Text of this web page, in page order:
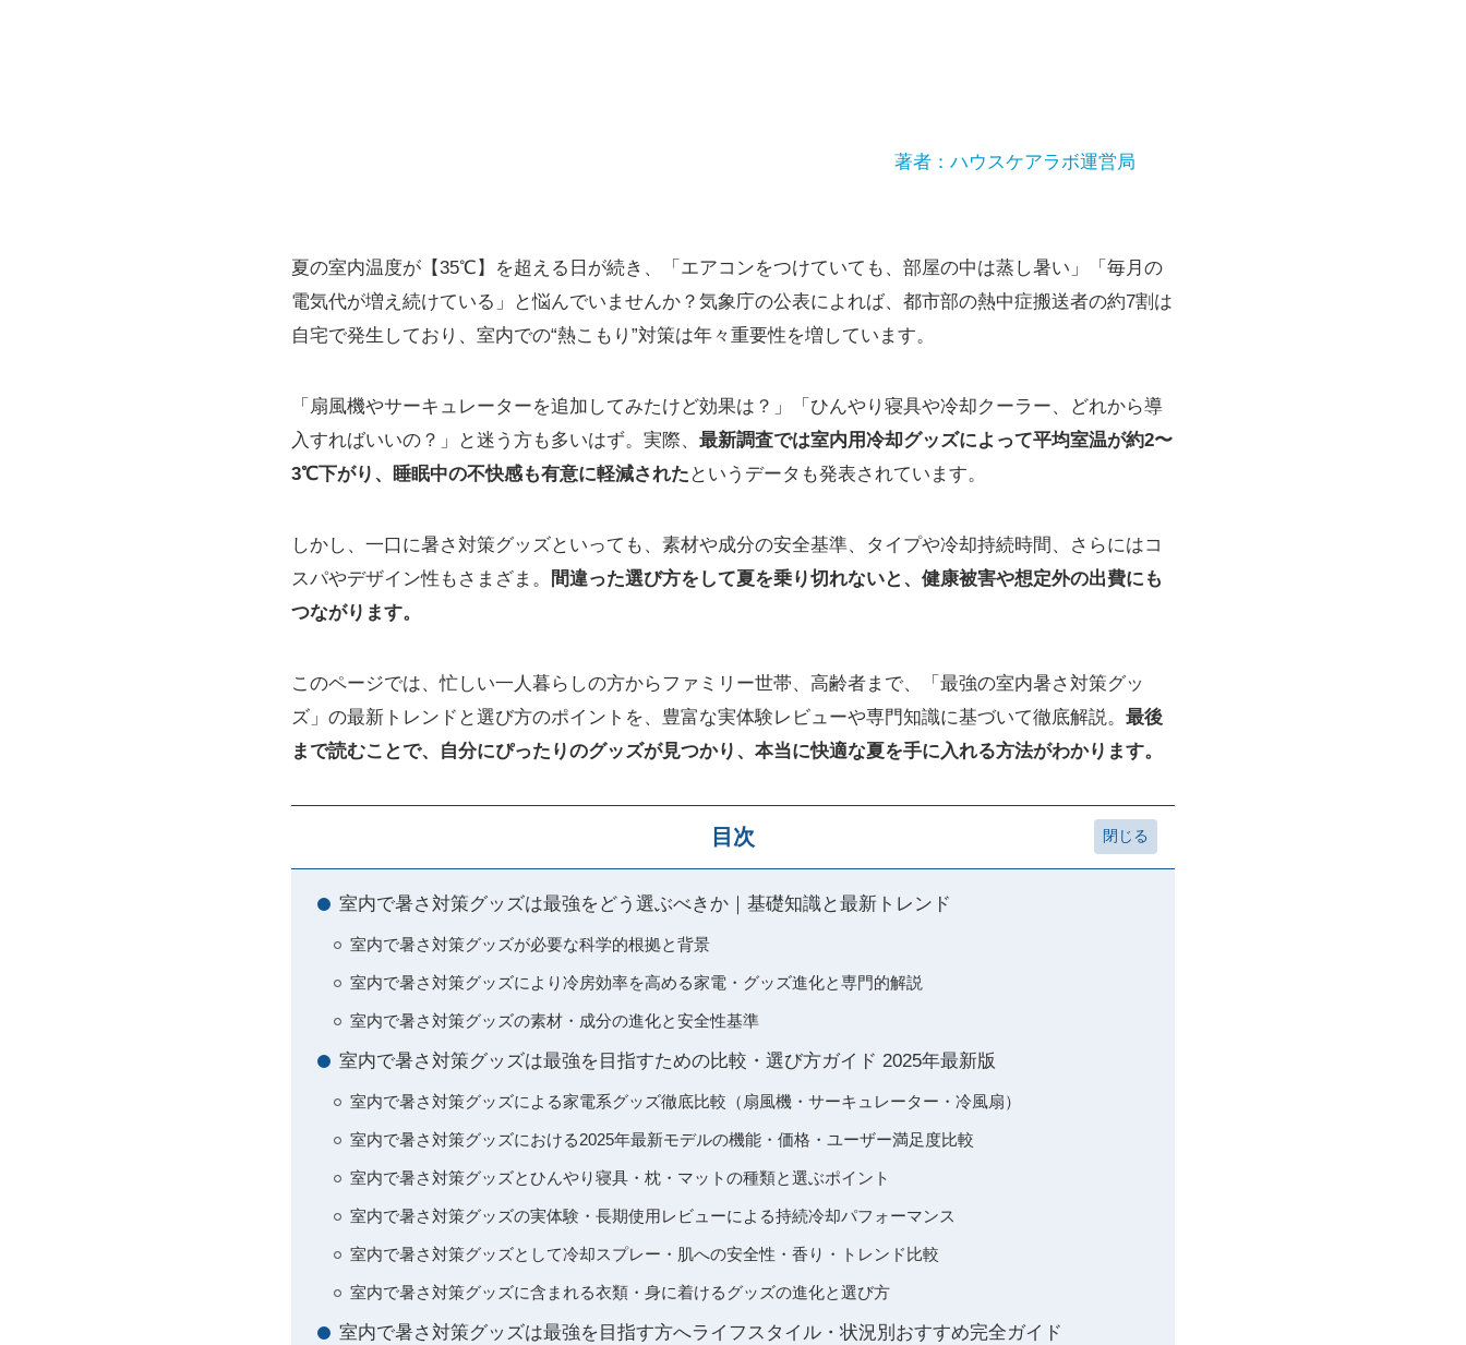
著者：ハウスケアラボ運営局
夏の室内温度が【35℃】を超える日が続き、「エアコンをつけていても、部屋の中は蒸し暑い」「毎月の
電気代が増え続けている」と悩んでいませんか？気象庁の公表によれば、都市部の熱中症搬送者の約7割は
自宅で発生しており、室内での“熱こもり”対策は年々重要性を増しています。
「扇風機やサーキュレーターを追加してみたけど効果は？」「ひんやり寝具や冷却クーラー、どれから導
入すればいいの？」と迷う方も多いはず。実際、 最新調査では室内用冷却グッズによって平均室温が約2〜
3℃下がり、睡眠中の不快感も有意に軽減された というデータも発表されています。
しかし、一口に暑さ対策グッズといっても、素材や成分の安全基準、タイプや冷却持続時間、さらにはコ
スパやデザイン性もさまざま。
間違った選び方をして夏を乗り切れないと、健康被害や想定外の出費にも
つながります。
このページでは、忙しい一人暮らしの方からファミリー世帯、高齢者まで、「最強の室内暑さ対策グッ
ズ」の最新トレンドと選び方のポイントを、豊富な実体験レビューや専門知識に基づいて徹底解説。 最後
まで読むことで、自分にぴったりのグッズが見つかり、本当に快適な夏を手に入れる方法がわかります。
目次
室内で暑さ対策グッズは最強をどう選ぶべきか｜基礎知識と最新トレンド
室内で暑さ対策グッズが必要な科学的根拠と背景
室内で暑さ対策グッズにより冷房効率を高める家電・グッズ進化と専門的解説
室内で暑さ対策グッズの素材・成分の進化と安全性基準
室内で暑さ対策グッズは最強を目指すための比較・選び方ガイド 2025年最新版
室内で暑さ対策グッズによる家電系グッズ徹底比較（扇風機・サーキュレーター・冷風扇）
室内で暑さ対策グッズにおける2025年最新モデルの機能・価格・ユーザー満足度比較
室内で暑さ対策グッズとひんやり寝具・枕・マットの種類と選ぶポイント
室内で暑さ対策グッズの実体験・長期使用レビューによる持続冷却パフォーマンス
室内で暑さ対策グッズとして冷却スプレー・肌への安全性・香り・トレンド比較
室内で暑さ対策グッズに含まれる衣類・身に着けるグッズの進化と選び方
室内で暑さ対策グッズは最強を目指す方へライフスタイル・状況別おすすめ完全ガイド